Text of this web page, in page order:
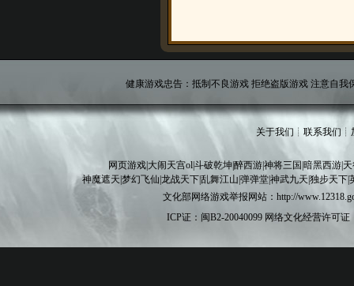
健康游戏忠告：抵制不良游戏 拒绝盗版游戏 注意自
关于我们 ┊ 联系我们 ┊
网页游戏 大闹天宫ol|斗破乾坤|醉西游|神将三国 |暗黑西游
神魔遮天 梦幻飞仙 龙战天下乱舞江山 弹弹堂神武九天 独步天下
文化部网络游戏举报网站：http://
ICP证：闽B2-20040099 网络文化经营许可证